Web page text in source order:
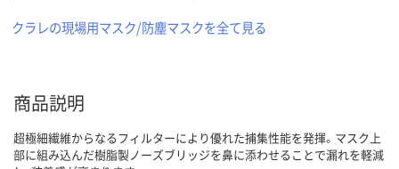
クラレの現場用マスク/防塵マスクを全て見る
商品説明
超極細繊維からなるフィルターにより優れた捕集性能を発揮。マスク上
部に組み込んだ樹脂製ノーズブリッジを鼻に添わせることで漏れを軽減